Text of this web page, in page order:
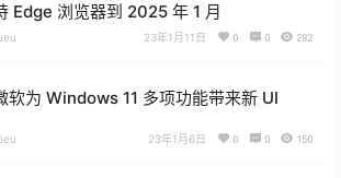
Edge 浏览器到 2025 年 1 月
23年1月11日 0 0 282
软为 Windows 11 多项功能带来新 UI
23年1月6日 0 0 150